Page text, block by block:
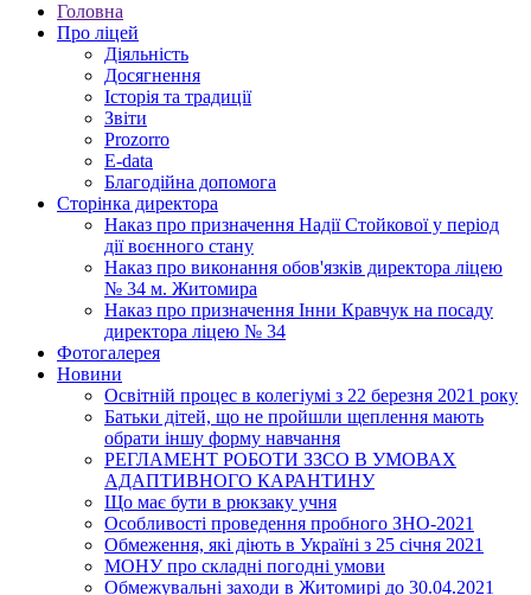
Головна
Про ліцей
Діяльність
Досягнення
Історія та традиції
Звіти
Prozorro
E-data
Благодійна допомога
Сторінка директора
Наказ про призначення Надії Стойкової у період
дії воєнного стану
Наказ про виконання обов'язків директора ліцею
№ 34 м. Житомира
Наказ про призначення Інни Кравчук на посаду
директора ліцею № 34
Фотогалерея
Новини
Освітній процес в колегіумі з 22 березня 2021 року
Батьки дітей, що не пройшли щеплення мають
обрати іншу форму навчання
РЕГЛАМЕНТ РОБОТИ ЗЗСО В УМОВАХ
АДАПТИВНОГО КАРАНТИНУ
Що має бути в рюкзаку учня
Особливості проведення пробного ЗНО-2021
Обмеження, які діють в Україні з 25 січня 2021
МОНУ про складні погодні умови
Обмежувальні заходи в Житомирі до 30.04.2021